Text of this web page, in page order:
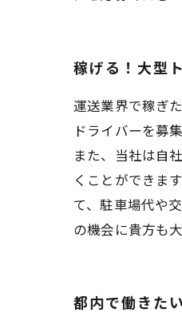
稼げる！大型
運送業界で稼ぎ
ドライバーを募
また、当社は自
くことができま
て、駐車場代や
の機会に貴方も
都内で働きた